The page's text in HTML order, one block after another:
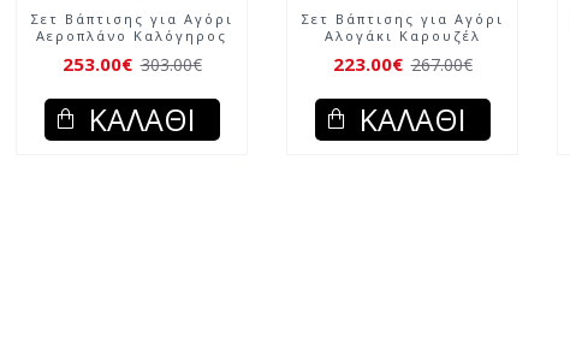
Σετ Βάπτισης για Αγόρι
Αεροπλάνο Καλόγηρος
253.00€ 303.00€
ΚΑΛΆΘΙ
Σετ Βάπτισης για Αγόρι
Αλογάκι Καρουζέλ
223.00€ 267.00€
ΚΑΛΆΘΙ